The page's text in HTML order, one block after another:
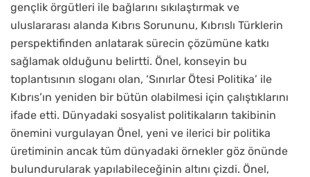
gençlik örgütleri ile bağlarını sıkılaştırmak ve
uluslararası alanda Kıbrıs Sorununu, Kıbrıslı Türklerin
perspektifinden anlatarak sürecin çözümüne katkı
sağlamak olduğunu belirtti. Önel, konseyin bu
toplantısının sloganı olan, ‘Sınırlar Ötesi Politika’ ile
Kıbrıs’ın yeniden bir bütün olabilmesi için çalıştıklarını
ifade etti. Dünyadaki sosyalist politikaların takibinin
önemini vurgulayan Önel, yeni ve ilerici bir politika
üretiminin ancak tüm dünyadaki örnekler göz önünde
bulundurularak yapılabileceğinin altını çizdi. Önel,